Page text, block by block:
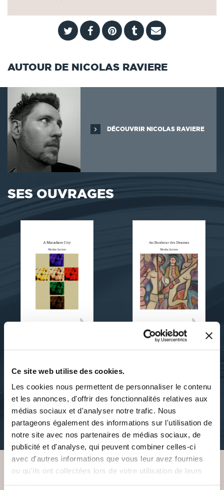
Ce site web utilise des cookies.
Les cookies nous permettent de personnaliser le contenu
et les annonces, d'offrir des fonctionnalités relatives aux
médias sociaux et d'analyser notre trafic. Nous
partageons également des informations sur l'utilisation de
notre site avec nos partenaires de médias sociaux, de
publicité et d'analyse, qui peuvent combiner celles-ci
avec d'autres informations que vous leur avez fournies
ou qu'ils ont collectées lors de votre utilisation de leurs
AUTOUR DE NICOLAS RAVIERE
DÉCOUVRIR NICOLAS RAVIERE
SES OUVRAGES
A MACADAM CITY
romans
11€90
nouvelles
12€90
VOUS AIMEREZ AUSSI